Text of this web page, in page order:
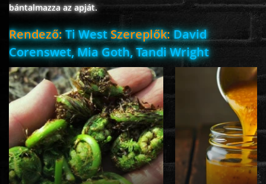
KARÁCSONYI FILMEK
PC-GAME
bántalmazza az apját.
Rendező:Ti WestSzereplők:David
Corenswet, Mia Goth, Tandi Wright